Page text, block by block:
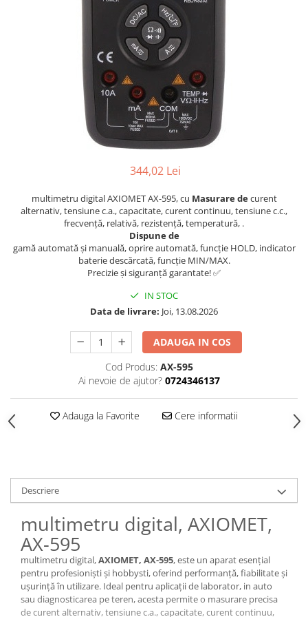
344,02 Lei
multimetru digital AXIOMET AX-595, cu Masurare decurent
alternativ, tensiune c.a., capacitate, curent continuu, tensiune c.c.,
frecvență, relativă, rezistență, temperatură, .
Dispune de
gamă automată și manuală, oprire automată, funcție HOLD, indicator
baterie descărcată, funcție MIN/MAX.
Precizie și siguranță garantate! ✅
IN STOC
Data de livrare: Joi, 13.08.2026
ADAUGA IN COS
Cod Produs: AX-595
Ai nevoie de ajutor? 0724346137
Adauga la Favorite Cere informatii
Descriere
multimetru digital, AXIOMET,
AX-595
multimetru digital,AXIOMET, AX-595, este un aparat esențial
pentru profesioniști și hobbysti, oferind performanță, fiabilitate și
ușurință în utilizare. Ideal pentru aplicații de laborator, in auto
sau diagnosticarea pe teren, acesta permite o masurare precisa
de curent alternativ, tensiune c.a., capacitate, curent continuu,